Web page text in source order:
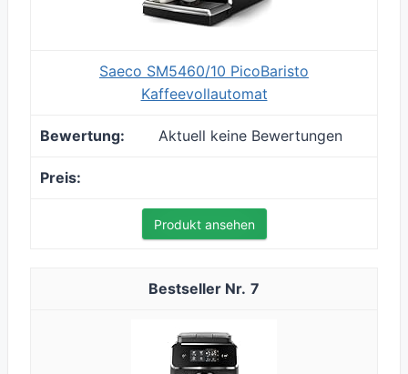
Saeco SM5460/10 PicoBaristo
Kaffeevollautomat
Aktuell keine Bewertungen
Produkt ansehen
7